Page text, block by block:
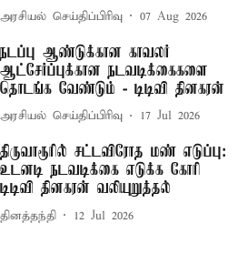
அரசியல் செய்திப்பிரிவு 07 Aug 2026
நடப்பு ஆண்டுக்கான காவலர்
ஆட்சேர்ப்புக்கான நடவடிக்கைகளை
தொடங்க வேண்டும் - டிடிவி தினகரன்
அரசியல் செய்திப்பிரிவு 17 Jul 2026
திருவாரூரில் சட்டவிரோத மண் எடுப்பு:
உடனடி நடவடிக்கை எடுக்க கோரி
டிடிவி தினகரன் வலியுறுத்தல்
தினத்தந்தி 12 Jul 2026